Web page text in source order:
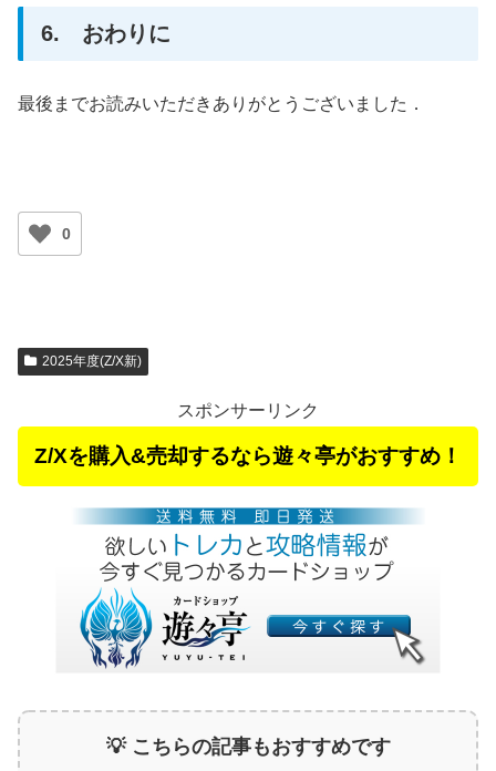
6. おわりに
最後までお読みいただきありがとうございました．
0
2025年度(Z/X新)
スポンサーリンク
Z/Xを購入&売却するなら遊々亭がおすすめ！
💡 こちらの記事もおすすめです